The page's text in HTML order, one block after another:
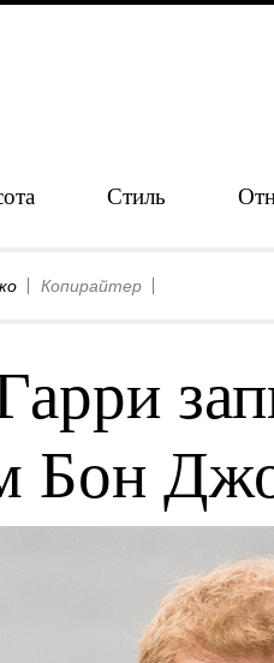
Стиль
Копирайтер
Бон